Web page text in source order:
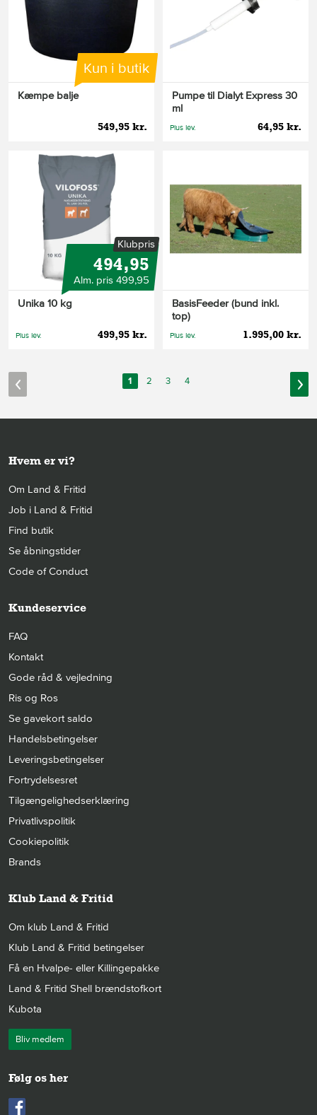
Kun i butik
Kæmpe balje
549,95 kr.
Pumpe til Dialyt Express 30
ml
64,95 kr.
Plus lev.
Klubpris
494,95
Alm. pris 499,95
Unika 10 kg
499,95 kr.
Plus lev.
BasisFeeder (bund inkl.
top)
1.995,00 kr.
Plus lev.
1 2 3 4
Hvem er vi?
Om Land & Fritid
Job i Land & Fritid
Find butik
Se åbningstider
Code of Conduct
Kundeservice
FAQ
Kontakt
Gode råd & vejledning
Ris og Ros
Se gavekort saldo
Handelsbetingelser
Leveringsbetingelser
Fortrydelsesret
Tilgængelighedserklæring
Privatlivspolitik
Cookiepolitik
Brands
Klub Land & Fritid
Om klub Land & Fritid
Klub Land & Fritid betingelser
Få en Hvalpe- eller Killingepakke
Land & Fritid Shell brændstofkort
Kubota
Bliv medlem
Følg os her